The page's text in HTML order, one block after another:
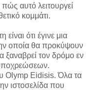
πώς αυτό λειτουργεί
κομμάτι.
ότι έγινε μια
οποία θα προκύψουν
ξαναβρεί τον δρόμο εν
Olymp Eidisis. Όλα τα
ιστοσελίδα που